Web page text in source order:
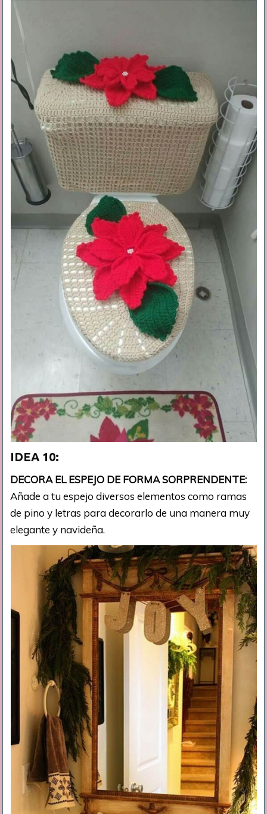
IDEA 10:
DECORA EL ESPEJO DE FORMA SORPRENDENTE:
Añade a tu espejo diversos elementos como ramas
de pino y letras para decorarlo de una manera muy
elegante y navideña.